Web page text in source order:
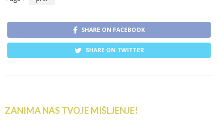
SHARE ON FACEBOOK
SHARE ON TWITTER
ZANIMA NAS TVOJE MIŠLJENJE!